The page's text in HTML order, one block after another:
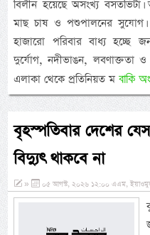
বিলীন হয়েছে অসংখ্য
মাছ চাষ ও পশুপালনের সুযোগ।
হাজারো পরিবার বাধ্য হচ্ছে
দুর্যোগ, নদীভাঙন, লবণাক্ততা ও
এলাকা থেকে প্রতিনিয়ত মবাকি
বৃহস্পতিবার দেশের
বিদ্যুৎ থাকবে না
» ০৫ আগস্ট, ২০২৬ ১২:০০ এএম,